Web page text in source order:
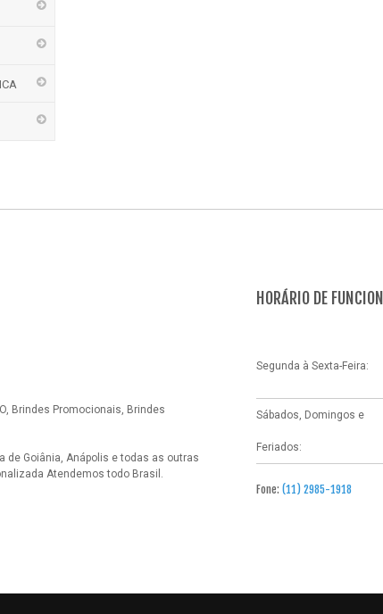
Brindes Promocionais, Brindes
de Goiânia, Anápolis e todas as outras
Atendemos todo Brasil.
HORÁRIO DE
Segunda à Sexta-Feira:
Sábados, Domingos e
Feriados:
Fone: (11) 2985-1918